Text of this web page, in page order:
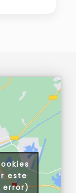
este
error)